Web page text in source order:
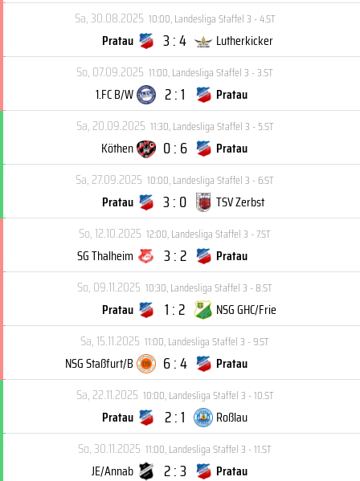
Sa, 30.08.2025 10:00,Landesliga Staffel 3 - 4.ST
Pratau 3 : 4
Lutherkicker
So, 07.09.2025 11:00,Landesliga Staffel 3 - 3.ST
1.FC B/W 2 : 1
Pratau
Sa, 20.09.2025 11:30,Landesliga Staffel 3 - 5.ST
Köthen 0 : 6
Pratau
Sa, 27.09.2025 10:00,Landesliga Staffel 3 - 6.ST
Pratau 3 : 0
TSV Zerbst
So, 12.10.2025 12:00,Landesliga Staffel 3 - 7.ST
SG Thalheim 3 : 2
Pratau
So, 09.11.2025 10:30,Landesliga Staffel 3 - 8.ST
Pratau 1 : 2
NSG GHC/Frie
Sa, 15.11.2025 11:00,Landesliga Staffel 3 - 9.ST
NSG Staßfurt/B 6 : 4
Pratau
Sa, 22.11.2025 10:00,Landesliga Staffel 3 - 10.ST
Pratau 2 : 1
Roßlau
So, 30.11.2025 11:00,Landesliga Staffel 3 - 11.ST
JE/Annab 2 : 3
Pratau